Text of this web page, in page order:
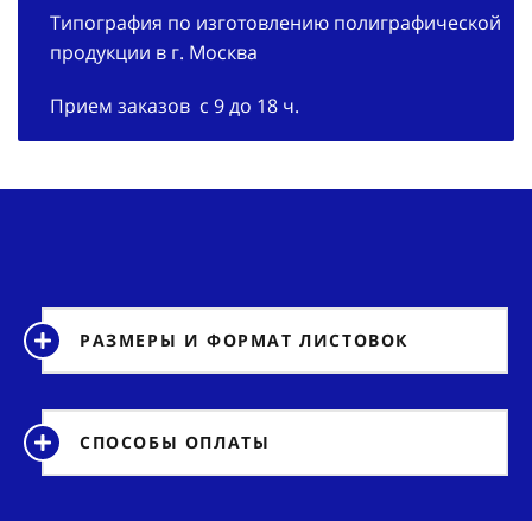
Типография по изготовлению полиграфической
продукции в г. Москва
Прием заказов с 9 до 18 ч.
РАЗМЕРЫ И ФОРМАТ ЛИСТОВОК
СПОСОБЫ ОПЛАТЫ